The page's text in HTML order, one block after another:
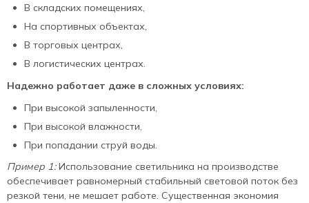
В складских помещениях,
На спортивных объектах,
В торговых центрах,
В логистических центрах.
Надежно работает даже в сложных условиях:
При высокой запыленности,
При высокой влажности,
При попадании струй воды.
Пример 1:Использование светильника на производстве
обеспечивает равномерный стабильный световой поток без
резкой тени, не мешает работе. Существенная экономия